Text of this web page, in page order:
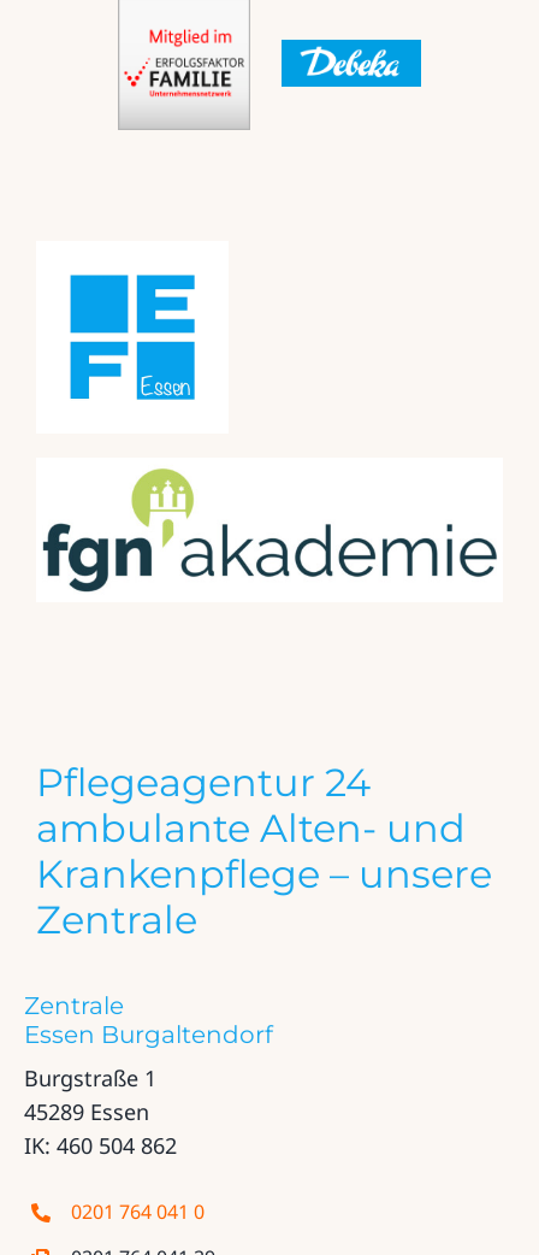
Pflegeagentur 24
ambulante Alten- und
Krankenpflege – unsere
Zentrale
Zentrale
Essen Burgaltendorf
Burgstraße 1
45289 Essen
IK: 460 504 862
0201 764 041 0